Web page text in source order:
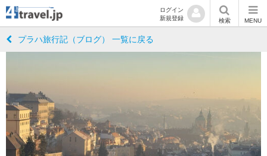
ログイン
新規登録
検索 MENU
プラハ旅行記（ブログ） 一覧に戻る